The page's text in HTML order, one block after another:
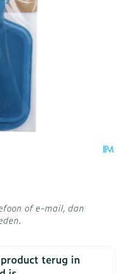
terug in
of e-mail, dan